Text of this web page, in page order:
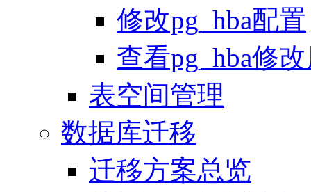
修改pg_hba配置
查看pg_hba修
表空间管理
数据库迁移
迁移方案总览